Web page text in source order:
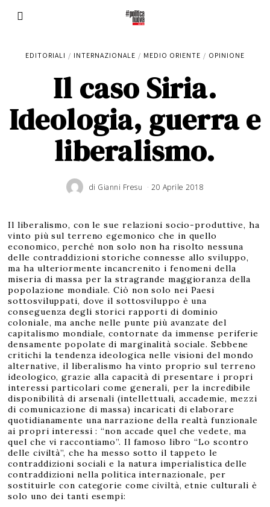
EDITORIALI / INTERNAZIONALE / MEDIO ORIENTE / OPINIONE
Il caso Siria.
Ideologia, guerra e
liberalismo.
di Gianni Fresu 20 Aprile 2018
Il liberalismo, con le sue relazioni socio-produttive, ha
vinto più sul terreno egemonico che in quello
economico, perché non solo non ha risolto nessuna
delle contraddizioni storiche connesse allo sviluppo,
ma ha ulteriormente incancrenito i fenomeni della
miseria di massa per la stragrande maggioranza della
popolazione mondiale. Ciò non solo nei Paesi
sottosviluppati, dove il sottosviluppo è una
conseguenza degli storici rapporti di dominio
coloniale, ma anche nelle punte più avanzate del
capitalismo mondiale, contornate da immense periferie
densamente popolate di marginalità sociale. Sebbene
critichi la tendenza ideologica nelle visioni del mondo
alternative, il liberalismo ha vinto proprio sul terreno
ideologico, grazie alla capacità di presentare i propri
interessi particolari come generali, per la incredibile
disponibilità di arsenali (intellettuali, accademie, mezzi
di comunicazione di massa) incaricati di elaborare
quotidianamente una narrazione della realtà funzionale
ai propri interessi : “non accade quel che vedete, ma
quel che vi raccontiamo”. Il famoso libro “Lo scontro
delle civiltà”, che ha messo sotto il tappeto le
contraddizioni sociali e la natura imperialistica delle
contraddizioni nella politica internazionale, per
sostituirle con categorie come civiltà, etnie culturali è
solo uno dei tanti esempi: